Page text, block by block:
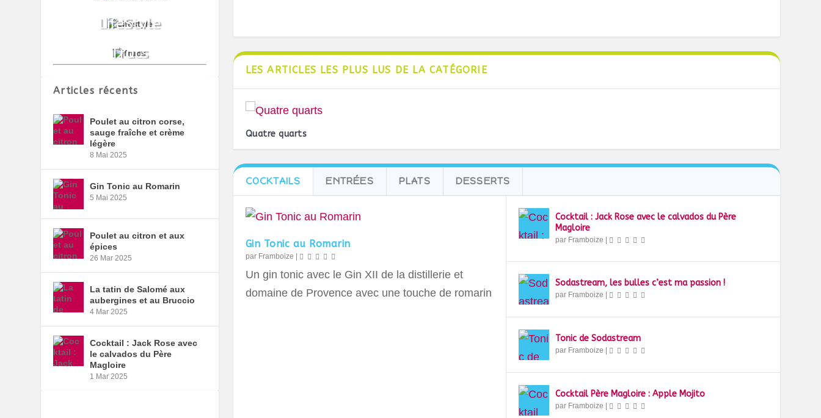
LES ARTICLES LES PLUS LUS DE LA CATÉGORIE
Quatre quarts
COCKTAILS ENTRÉES PLATS DESSERTS
Gin Tonic au Romarin
par Framboize
Un gin tonic avec le Gin XII de la distillerie et
domaine de Provence avec une touche de romarin
Cocktail : Jack Rose avec le calvados du Père
Magloire
par Framboize
Sodastream, les bulles c’est ma passion !
par Framboize
Tonic de Sodastream
par Framboize
Cocktail Père Magloire : Apple Mojito
par Framboize
Articles récents
Poulet au citron corse,
sauge fraîche et crème
légère
8 Mai 2025
Gin Tonic au Romarin
5 Mai 2025
Poulet au citron et aux
épices
26 Mar 2025
La tatin de Salomé aux
aubergines et au Bruccio
4 Mar 2025
Cocktail : Jack Rose avec
le calvados du Père
Magloire
1 Mar 2025